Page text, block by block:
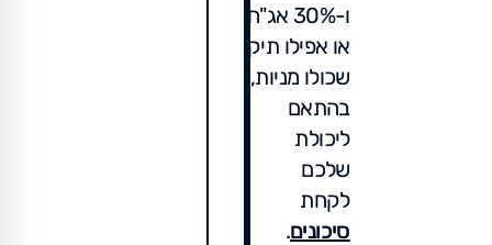
ו-30% אג"ח
או אפילו תיק
שכולו מניות,
בהתאם
ליכולת
שלכם
לקחת
סיכונים.